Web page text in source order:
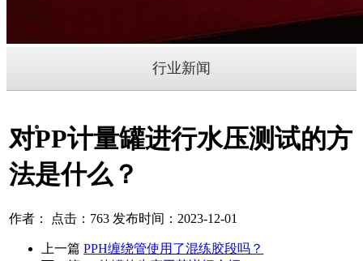
行业新闻
对PP计量罐进行水压测试的方
法是什么？
作者： 点击：763 发布时间：2023-12-01
上一篇 PPH缠绕管使用了混练胶段吗？